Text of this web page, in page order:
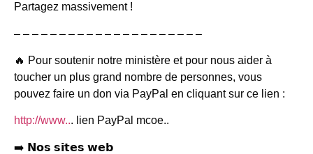
Partagez massivement !
– – – – – – – – – – – – – – – – – – – – –
🔥 Pour soutenir notre ministère et pour nous aider à
toucher un plus grand nombre de personnes, vous
pouvez faire un don via PayPal en cliquant sur ce lien :
http://www... lien PayPal mcoe..
➡️ 𝗡𝗼𝘀 𝘀𝗶𝘁𝗲𝘀 𝘄𝗲𝗯